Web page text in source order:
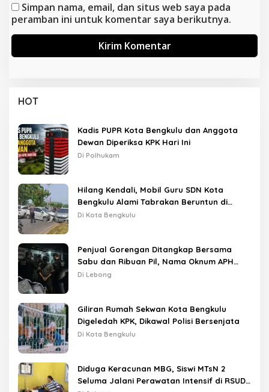
Simpan nama, email, dan situs web saya pada
peramban ini untuk komentar saya berikutnya.
HOT
Kadis PUPR Kota Bengkulu dan Anggota
Dewan Diperiksa KPK Hari Ini
Di Polhukam
Hilang Kendali, Mobil Guru SDN Kota
Bengkulu Alami Tabrakan Beruntun di
Lampu Merah
Di Kota Bengkulu
Penjual Gorengan Ditangkap Bersama
Sabu dan Ribuan Pil, Nama Oknum APH
Disebut Saat Interogasi
Di Lebong
Giliran Rumah Sekwan Kota Bengkulu
Digeledah KPK, Dikawal Polisi Bersenjata
Di Kota Bengkulu
Diduga Keracunan MBG, Siswi MTsN 2
Seluma Jalani Perawatan Intensif di RSUD